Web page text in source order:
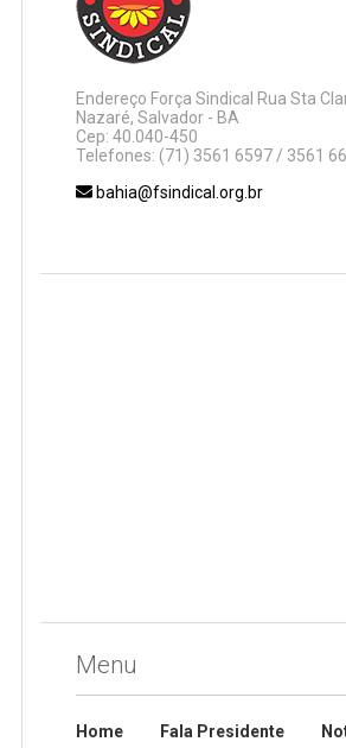
Endereço Força Sindical Rua Sta
Nazaré, Salvador - BA
Cep: 40.040-450
Telefones: (71) 3561 6597 / 3561
bahia@fsindical.org.br
Menu
Home Fala Presidente